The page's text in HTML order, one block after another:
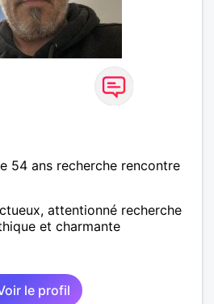
54 ans recherche rencontre
attentionné recherche
et charmante
le profil